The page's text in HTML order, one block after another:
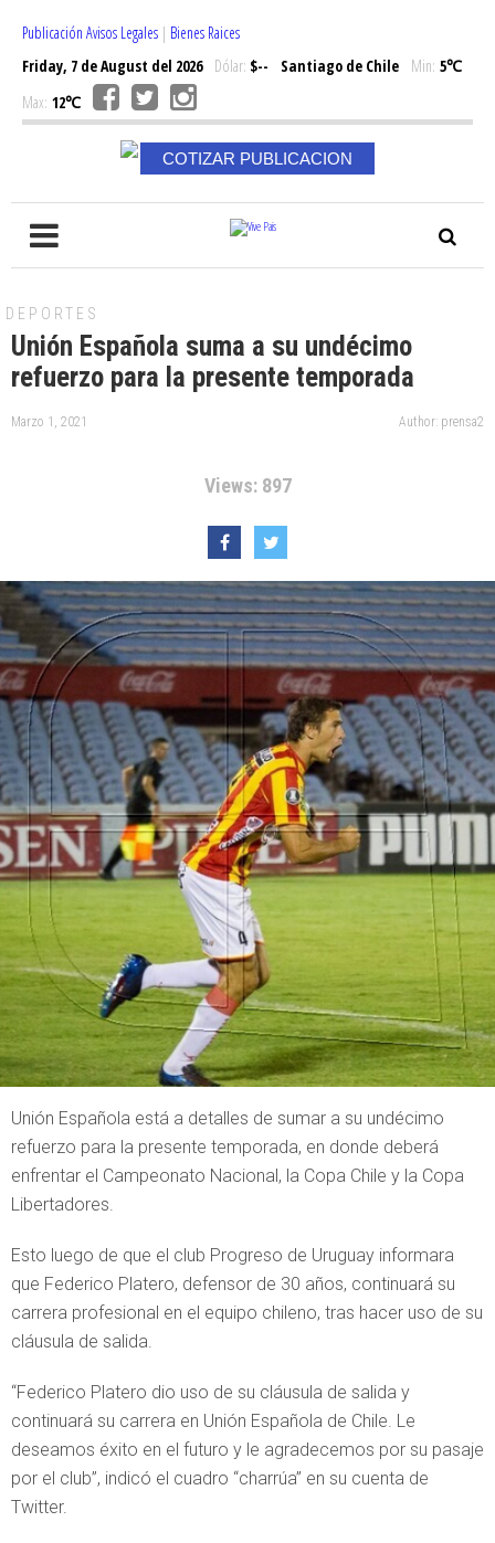
Publicación Avisos Legales | Bienes Raices
Friday, 7 de August del 2026Dólar: $-- Santiago de Chile Min: 5℃
Max: 12℃
COTIZAR PUBLICACION
DEPORTES
Unión Española suma a su undécimo
refuerzo para la presente temporada
Marzo 1, 2021 Author: prensa2
Views: 897
Unión Española está a detalles de sumar a su undécimo
refuerzo para la presente temporada, en donde deberá
enfrentar el Campeonato Nacional, la Copa Chile y la Copa
Libertadores.
Esto luego de que el club Progreso de Uruguay informara
que Federico Platero, defensor de 30 años, continuará su
carrera profesional en el equipo chileno, tras hacer uso de su
cláusula de salida.
“Federico Platero dio uso de su cláusula de salida y
continuará su carrera en Unión Española de Chile. Le
deseamos éxito en el futuro y le agradecemos por su pasaje
por el club”, indicó el cuadro “charrúa” en su cuenta de
Twitter.